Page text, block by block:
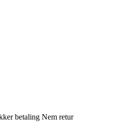
betaling Nem retur